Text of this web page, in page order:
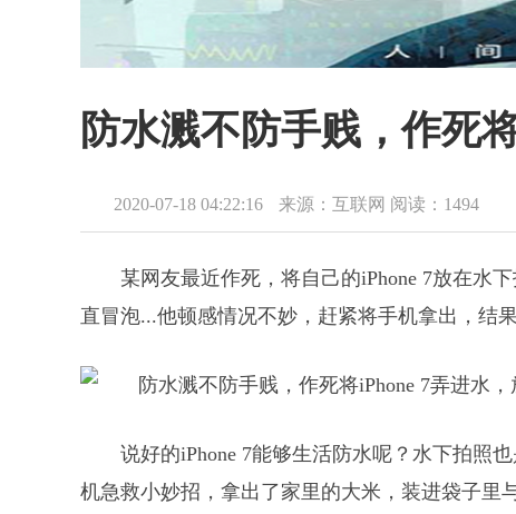
防水溅不防手贱，作死
2020-07-18 04:22:16 来源：互联网 阅读：1494
某网友最近作死，将自己的iPhone 7放在水
直冒泡...他顿感情况不妙，赶紧将手机拿出，结
说好的iPhone 7能够生活防水呢？水下拍照
机急救小妙招，拿出了家里的大米，装进袋子里